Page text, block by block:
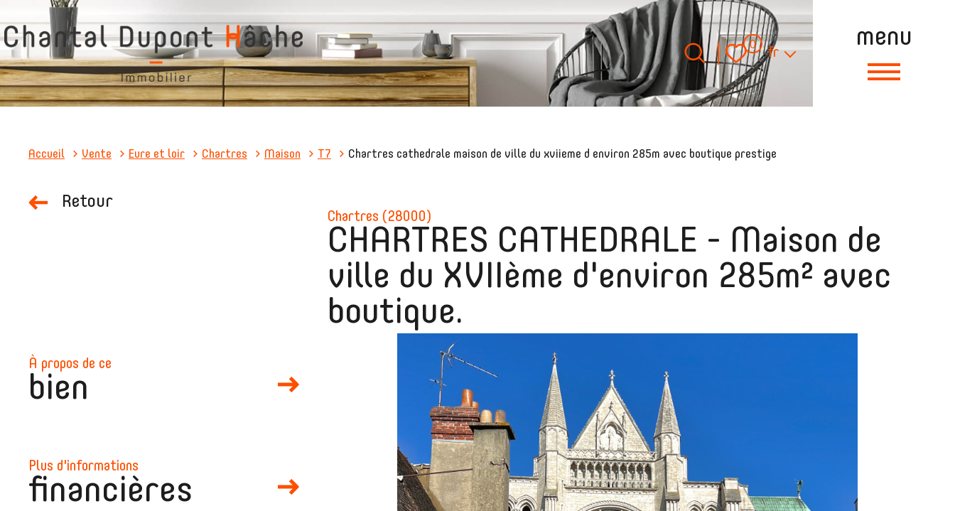
menu
0 Langue
fr
Accueil Vente Eure et loir Chartres Maison T7 Chartres cathedrale maison de ville du xviieme d environ 285m avec boutique prestige
Retour
chartres (28000)
CHARTRES CATHEDRALE - Maison de
ville du XVIIème d'environ 285m² avec
boutique.
à propos de ce
bien
plus d'informations
financières